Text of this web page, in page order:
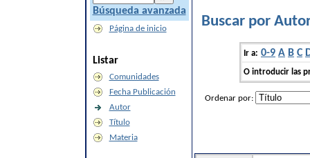
Búsqueda avanzada
Página de inicio
Listar
Comunidades
Fecha Publicación
Autor
Título
Materia
Buscar por
Ir a: 0-9 A B C
O introducir las
Ordenar por: